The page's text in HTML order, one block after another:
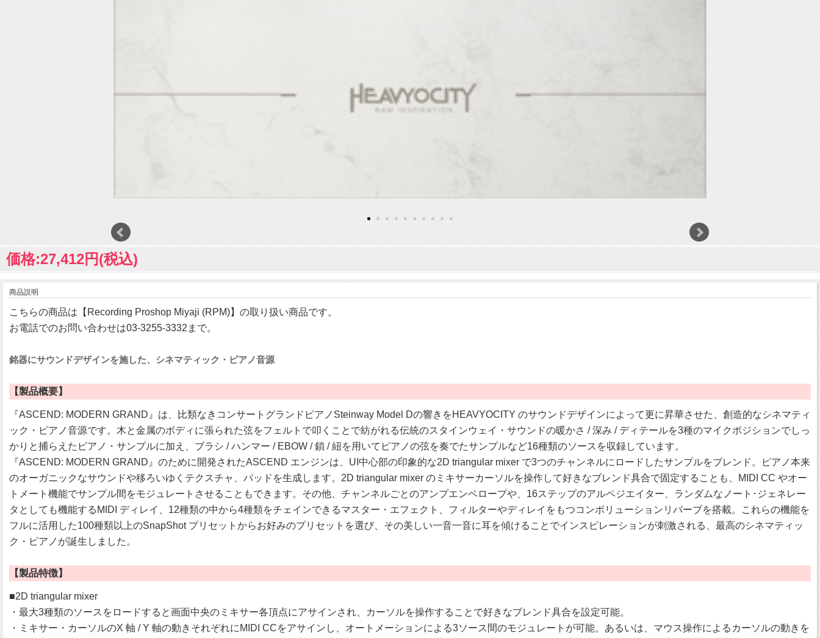
価格:27,412円(税込)
商品説明
こちらの商品は【Recording Proshop Miyaji (RPM)】の取り扱い商品です。
お電話でのお問い合わせは03-3255-3332まで。
銘器にサウンドデザインを施した、シネマティック・ピアノ音源
【製品概要】
『ASCEND: MODERN GRAND』は、比類なきコンサートグランドピアノSteinway Model Dの響きをHEAVYOCITY のサウンドデザインによって更に昇華させた、創造的なシネマティ
ック・ピアノ音源です。木と金属のボディに張られた弦をフェルトで叩くことで紡がれる伝統のスタインウェイ・サウンドの暖かさ / 深み / ディテールを3種のマイクポジションでしっ
かりと捕らえたピアノ・サンプルに加え、ブラシ / ハンマー / EBOW / 鎖 / 紐を用いてピアノの弦を奏でたサンプルなど16種類のソースを収録しています。
『ASCEND: MODERN GRAND』のために開発されたASCEND エンジンは、UI中心部の印象的な2D triangular mixer で3つのチャンネルにロードしたサンプルをブレンド。ピアノ本来
のオーガニックなサウンドや移ろいゆくテクスチャ、パッドを生成します。2D triangular mixer のミキサーカーソルを操作して好きなブレンド具合で固定することも、MIDI CC やオー
トメート機能でサンプル間をモジュレートさせることもできます。その他、チャンネルごとのアンプエンベロープや、16ステップのアルペジエイター、ランダムなノート･ジェネレー
タとしても機能するMIDI ディレイ、12種類の中から4種類をチェインできるマスター・エフェクト、フィルターやディレイをもつコンボリューションリバーブを搭載。これらの機能を
フルに活用した100種類以上のSnapShot プリセットからお好みのプリセットを選び、その美しい一音一音に耳を傾けることでインスピレーションが刺激される、最高のシネマティッ
ク・ピアノが誕生しました。
【製品特徴】
■2D triangular mixer
・最大3種類のソースをロードすると画面中央のミキサー各頂点にアサインされ、カーソルを操作することで好きなブレンド具合を設定可能。
・ミキサー・カーソルのX 軸 / Y 軸の動きそれぞれにMIDI CCをアサインし、オートメーションによる3ソース間のモジュレートが可能。あるいは、マウス操作によるカーソルの動きを